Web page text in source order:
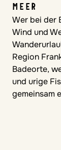
MEER
Wer bei der
Wind und
Region
Badeorte,
und urige
gemeinsam